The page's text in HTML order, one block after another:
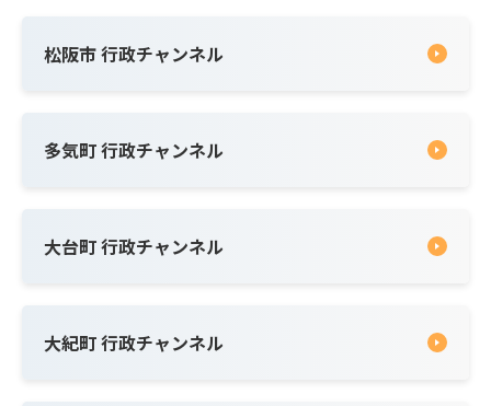
松阪市 行政チャンネル
多気町 行政チャンネル
大台町 行政チャンネル
大紀町 行政チャンネル